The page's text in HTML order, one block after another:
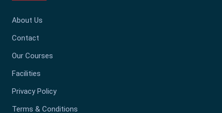
About Us
Contact
Our Courses
Facilities
Privacy Policy
Terms & Conditions